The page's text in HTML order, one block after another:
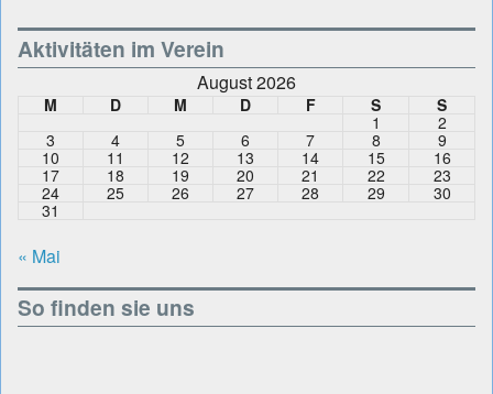
Aktivitäten im Verein
August 2026
M D M D F S
S
1
2
3
4 5 6 7 8
9
10
11 12 13 14 15
16
17
18 19 20 21 22
23
24
25 26 27 28 29
30
31
« Mai
So finden sie uns